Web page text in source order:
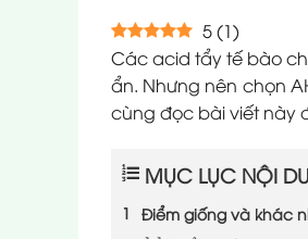
5(1)
Các acid tẩy tế bào
ẩn. Nhưng nên chọn
cùng đọc bài viết này
MỤC LỤC NỘI
Điểm giống và khác